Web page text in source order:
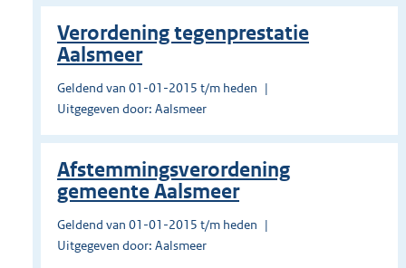
Verordening tegenprestatie
Aalsmeer
Geldend van 01-01-2015 t/m heden
Uitgegeven door: Aalsmeer
Afstemmingsverordening
gemeente Aalsmeer
Geldend van 01-01-2015 t/m heden
Uitgegeven door: Aalsmeer